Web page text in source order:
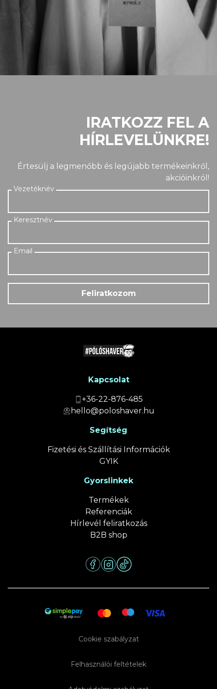
IRATKOZZ FEL A
HÍRLEVELÜNKRE!
Értesülj a legmenőbb és legújabb termékeinkről,
akcióinkról!
Feliratkozom
Kapcsolat
+36-22-876-485
hello@poloshaver.hu
Segítség
Fizetési és Szállítási Információk
GYIK
Gyorslinkek
Termékek
Referenciák
Hírlevél feliratkozás
B2B shop
Felhasználói feltételek
Cookie szabályzat